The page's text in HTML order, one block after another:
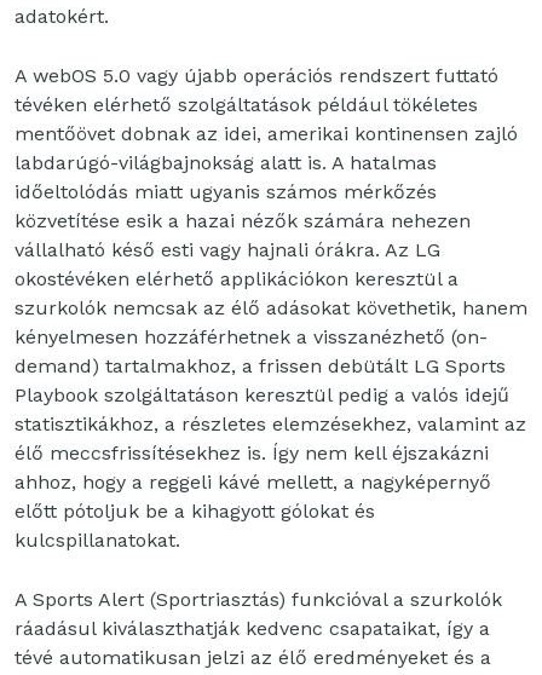
adatokért.
A webOS 5.0 vagy újabb operációs rendszert futtató
tévéken elérhető szolgáltatások például tökéletes
mentőövet dobnak az idei, amerikai kontinensen zajló
labdarúgó-világbajnokság alatt is. A hatalmas
időeltolódás miatt ugyanis számos mérkőzés
közvetítése esik a hazai nézők számára nehezen
vállalható késő esti vagy hajnali órákra. Az LG
okostévéken elérhető applikációkon keresztül a
szurkolók nemcsak az élő adásokat követhetik, hanem
kényelmesen hozzáférhetnek a visszanézhető (on-
demand) tartalmakhoz, a frissen debütált LG Sports
Playbook szolgáltatáson keresztül pedig a valós idejű
statisztikákhoz, a részletes elemzésekhez, valamint az
élő meccsfrissítésekhez is. Így nem kell éjszakázni
ahhoz, hogy a reggeli kávé mellett, a nagyképernyő
előtt pótoljuk be a kihagyott gólokat és
kulcspillanatokat.
A Sports Alert (Sportriasztás) funkcióval a szurkolók
ráadásul kiválaszthatják kedvenc csapataikat, így a
tévé automatikusan jelzi az élő eredményeket és a